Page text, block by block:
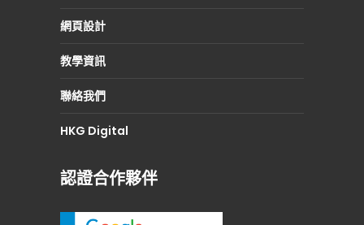
網頁設計
教學資訊
聯絡我們
HKG Digital
認證合作夥伴